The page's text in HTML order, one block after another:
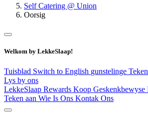
Self Catering @ Union
Oorsig
Welkom by LekkeSlaap!
Tuisblad Switch to English gunstelinge
Lys by ons
LekkeSlaap Rewards Koop Geskenkbewyse
Teken aan Wie Is Ons Kontak Ons